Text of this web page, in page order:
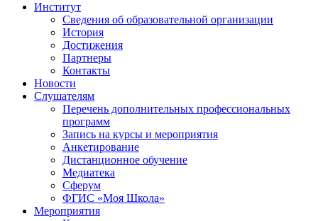
Институт
Сведения об образовательной организации
История
Достижения
Партнеры
Контакты
Новости
Слушателям
Перечень дополнительных профессиональных
программ
Запись на курсы и мероприятия
Анкетирование
Дистанционное обучение
Медиатека
Сферум
ФГИС «Моя Школа»
Мероприятия